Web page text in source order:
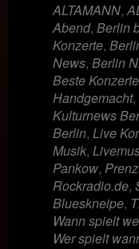
ALTAMANN,
Abend, Berlin
Konzerte,
News, Berlin
Beste
Handgemacht,
Kulturnews
Berlin, Live
Musik,
Pankow,
Rockradio.de,
Blueskneipe,
Wann spielt
Wer spielt